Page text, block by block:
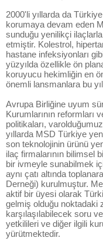
2000'li yıllarda da
korumaya devam eden
sunduğu yenilikçi
etmiştir. Kolestrol,
hastane infeksiyonları
yüzyılda özellikle ön
koruyucu hekimliğin en
önemli lansmanlara bu
Avrupa Birliğine uyum
Kurumlarının reformları
politikaları,
yıllarda MSD Türkiye
son teknolojinin ürünü
ilaç firmalarının bilimsel
bir ivmeyle sunabilmek
aynı çatı altında
Derneği) kurulmuştur.
aktif bir üyesi olarak
gelmiş olduğu noktadaki
karşılaşılabilecek soru
yetkilileri ve diğer ilgili
yürütmektedir.